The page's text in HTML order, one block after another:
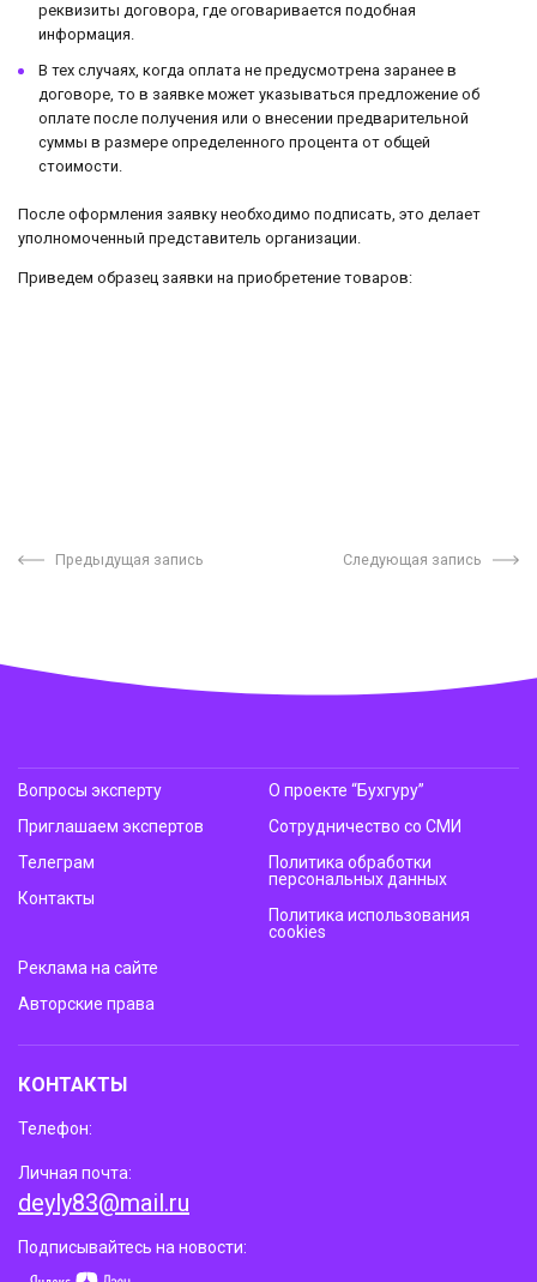
реквизиты договора, где оговаривается подобная
информация.
В тех случаях, когда оплата не предусмотрена заранее в
договоре, то в заявке может указываться предложение об
оплате после получения или о внесении предварительной
суммы в размере определенного процента от общей
стоимости.
После оформления заявку необходимо подписать, это делает
уполномоченный представитель организации.
Приведем образец заявки на приобретение товаров:
Предыдущая запись Следующая запись
Вопросы эксперту
Приглашаем экспертов
Телеграм
Контакты
О проекте “Бухгуру”
Сотрудничество со СМИ
Политика обработки
персональных данных
Политика использования
cookies
Реклама на сайте
Авторские права
КОНТАКТЫ
Телефон:
Личная почта:
deyly83@mail.ru
Подписывайтесь на новости: